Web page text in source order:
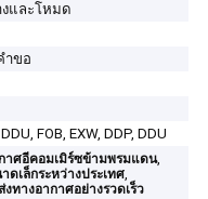
และโหมด
ำขอ
FOB, EXW, DDP, DDU
าศอีคอมเมิร์ซข้ามพรมแดน,
ดเล็กระหว่างประเทศ,
ทางอากาศอย่างรวดเร็ว